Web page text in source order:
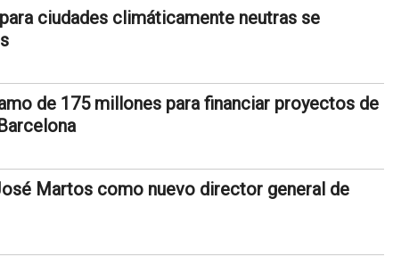
ciudades climáticamente neutras se
de 175 millones para financiar proyectos de
Martos como nuevo director general de